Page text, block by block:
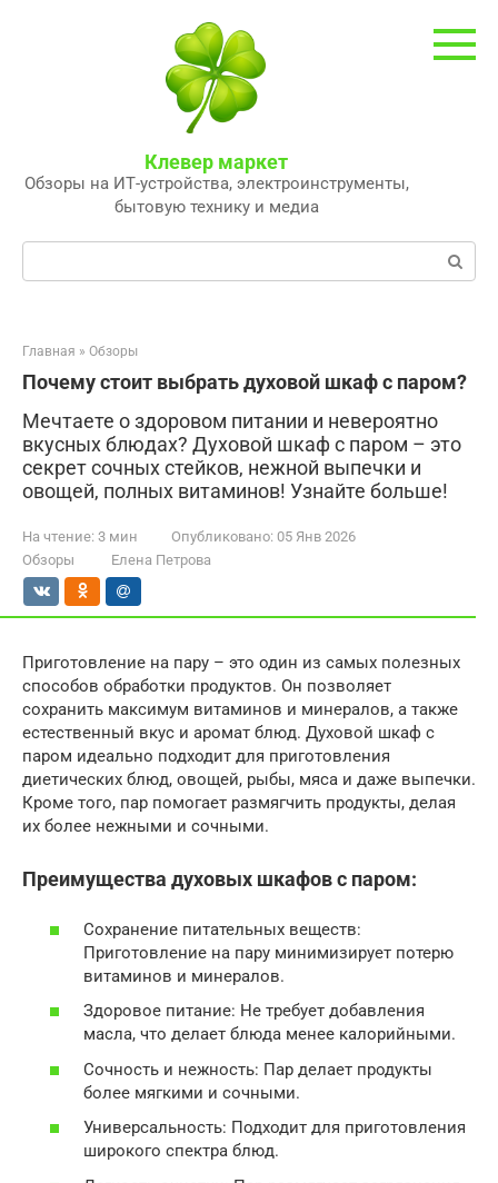
Клевер маркет
Обзоры на ИТ-устройства, электроинструменты,
бытовую технику и медиа
Поиск:
Главная » Обзоры
Почему стоит выбрать духовой шкаф с паром?
Мечтаете о здоровом питании и невероятно
вкусных блюдах? Духовой шкаф с паром – это
секрет сочных стейков, нежной выпечки и
овощей, полных витаминов! Узнайте больше!
На чтение: 3 мин Опубликовано: 05 Янв 2026
Обзоры
Елена Петрова
Приготовление на пару – это один из самых полезных
способов обработки продуктов. Он позволяет
сохранить максимум витаминов и минералов, а также
естественный вкус и аромат блюд. Духовой шкаф с
паром идеально подходит для приготовления
диетических блюд, овощей, рыбы, мяса и даже выпечки.
Кроме того, пар помогает размягчить продукты, делая
их более нежными и сочными.
Преимущества духовых шкафов с паром:
Сохранение питательных веществ:
Приготовление на пару минимизирует потерю
витаминов и минералов.
Здоровое питание: Не требует добавления
масла, что делает блюда менее калорийными.
Сочность и нежность: Пар делает продукты
более мягкими и сочными.
Универсальность: Подходит для приготовления
широкого спектра блюд.